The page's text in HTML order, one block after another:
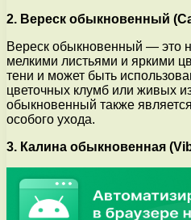
2. Вереск обыкновенный
Вереск обыкновенный — это
мелкими листьями и яркими
тени и может быть
цветочных клумб или живых
обыкновенный также
особого ухода.
3. Калина обыкновенная